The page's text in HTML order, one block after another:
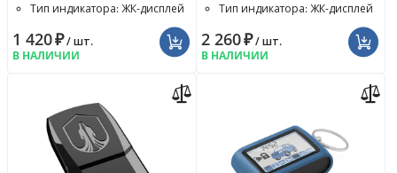
Тип индикатора: ЖК-дисплей
1 420₽/ шт.
В НАЛИЧИИ
Тип индикатора: ЖК-дисплей
2 260₽/ шт.
В НАЛИЧИИ